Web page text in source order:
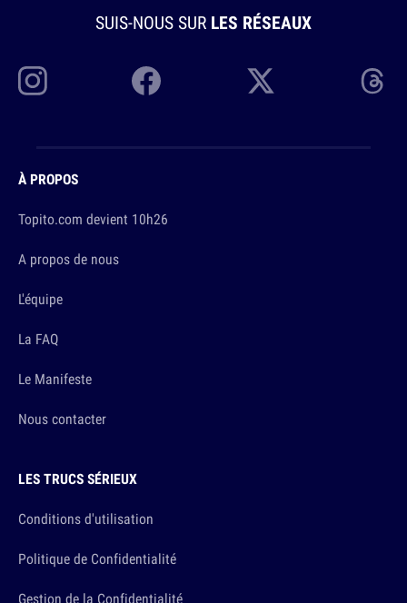
SUIS-NOUS SUR LES RÉSEAUX
À PROPOS
Topito.com devient 10h26
A propos de nous
L'équipe
La FAQ
Le Manifeste
Nous contacter
LES TRUCS SÉRIEUX
Conditions d'utilisation
Politique de Confidentialité
Gestion de la Confidentialité